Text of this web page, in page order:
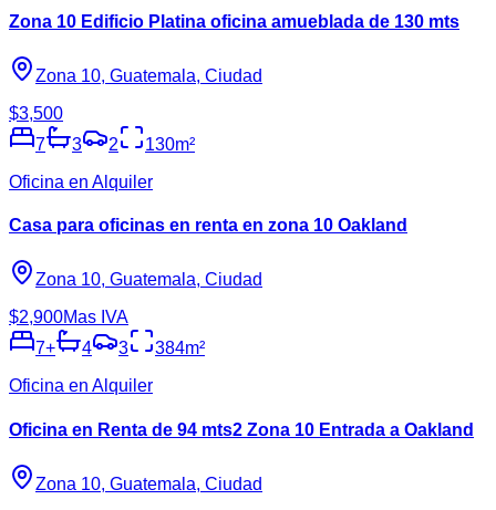
Zona 10 Edificio Platina oficina amueblada de 130 mts
Zona 10, Guatemala, Ciudad
$3,500
7
3 2 130m²
Oficina en Alquiler
Casa para oficinas en renta en zona 10 Oakland
Zona 10, Guatemala, Ciudad
$2,900Mas IVA
7+ 4 3 384m²
Oficina en Alquiler
Oficina en Renta de 94 mts2 Zona 10 Entrada a Oakland
Zona 10, Guatemala, Ciudad